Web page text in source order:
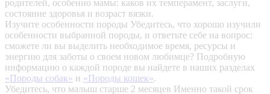
родителей, особенно мамы: каков их темперамент, заслуги,
состояние здоровья и возраст вязки.
Изучите особенности породы Убедитесь, что хорошо изучили
особенности выбранной породы, и ответьте себе на вопрос:
сможете ли вы выделить необходимое время, ресурсы и
энергию для заботы о своем новом любимце? Подробную
информацию о каждой породе вы найдете в наших разделах
«Породы собак» и «Породы кошек».
Убедитесь, что малыш старше 2 месяцев Именно такой срок